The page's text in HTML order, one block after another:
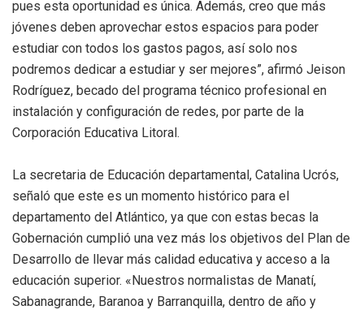
pues esta oportunidad es única. Además, creo que más
jóvenes deben aprovechar estos espacios para poder
estudiar con todos los gastos pagos, así solo nos
podremos dedicar a estudiar y ser mejores”, afirmó Jeison
Rodríguez, becado del programa técnico profesional en
instalación y configuración de redes, por parte de la
Corporación Educativa Litoral.
La secretaria de Educación departamental, Catalina Ucrós,
señaló que este es un momento histórico para el
departamento del Atlántico, ya que con estas becas la
Gobernación cumplió una vez más los objetivos del Plan de
Desarrollo de llevar más calidad educativa y acceso a la
educación superior. «Nuestros normalistas de Manatí,
Sabanagrande, Baranoa y Barranquilla, dentro de año y